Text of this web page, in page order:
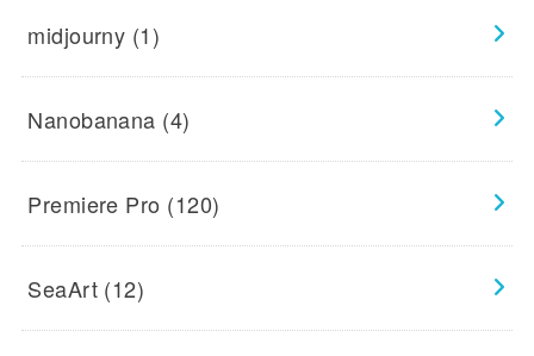
midjourny (1)
Nanobanana (4)
Premiere Pro (120)
SeaArt (12)